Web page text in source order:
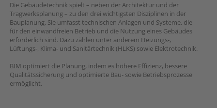
Die Gebäudetechnik spielt – neben der Architektur und der
Tragwerksplanung – zu den drei wichtigsten Disziplinen in der
Bauplanung. Sie umfasst technischen Anlagen und Systeme, die
für den einwandfreien Betrieb und die Nutzung eines Gebäudes
erforderlich sind. Dazu zählen unter anderem Heizungs-,
Lüftungs-, Klima- und Sanitärtechnik (HLKS) sowie Elektrotechnik.
BIM optimiert die Planung, indem es höhere Effizienz, bessere
Qualitätssicherung und optimierte Bau- sowie Betriebsprozesse
ermöglicht.